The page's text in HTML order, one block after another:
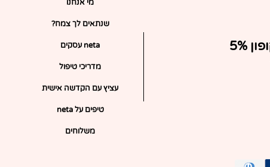
הירשמו לניוזלטר שלנו וקבלו קופון 5%
מי אנחנו
שנתאים לך צמח?
neta עסקים
מדריכי טיפול
עציץ עם הקדשה אישית
טיפים על neta
משלוחים